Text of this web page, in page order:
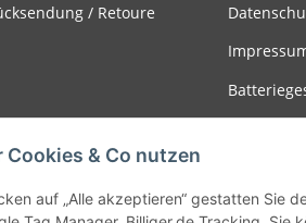
/ Retoure
Cookies & Co nutzen
auf „Alle akzeptieren“ gestatten Sie